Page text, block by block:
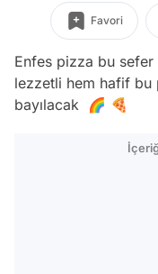
Favori
Enfes pizza bu sefer
lezzetli hem hafif bu
bayılacak 🌈 🍕